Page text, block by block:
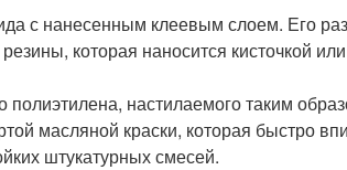
с нанесенным клеевым слоем. Его
которая наносится кисточкой
полиэтилена, настилаемого таким
масляной краски, которая быстро
штукатурных смесей.